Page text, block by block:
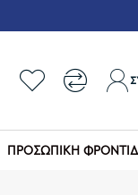
ΠΡΟΣΩΠΙΚΗ